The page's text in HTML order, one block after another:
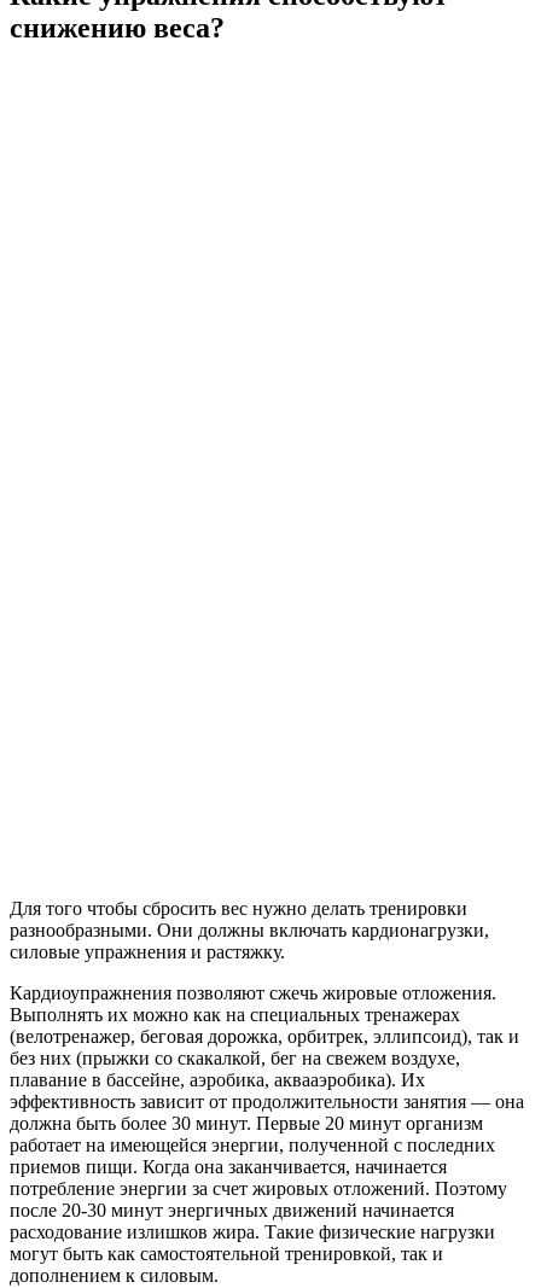
снижению веса?
Для того чтобы сбросить вес нужно делать тренировки
разнообразными. Они должны включать кардионагрузки,
силовые упражнения и растяжку.
Кардиоупражнения позволяют сжечь жировые отложения.
Выполнять их можно как на специальных тренажерах
(велотренажер, беговая дорожка, орбитрек, эллипсоид), так и
без них (прыжки со скакалкой, бег на свежем воздухе,
плавание в бассейне, аэробика, аквааэробика). Их
эффективность зависит от продолжительности занятия — она
должна быть более 30 минут. Первые 20 минут организм
работает на имеющейся энергии, полученной с последних
приемов пищи. Когда она заканчивается, начинается
потребление энергии за счет жировых отложений. Поэтому
после 20-30 минут энергичных движений начинается
расходование излишков жира. Такие физические нагрузки
могут быть как самостоятельной тренировкой, так и
дополнением к силовым.